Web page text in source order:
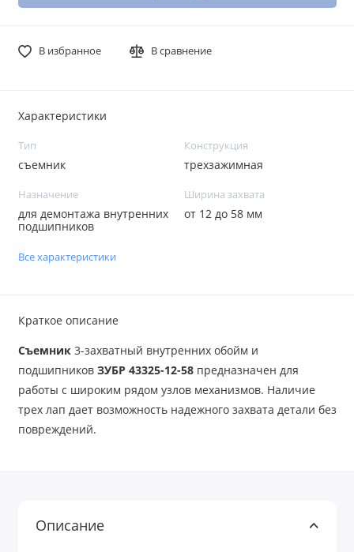
В избранное В сравнение
Характеристики
Тип
съемник
Конструкция
трехзажимная
Назначение
для демонтажа внутренних
подшипников
Ширина захвата
от 12 до 58 мм
Все характеристики
Краткое описание
Съемник3-захватный внутренних обойм и
подшипников ЗУБР 43325-12-58 предназначен для
работы с широким рядом узлов механизмов. Наличие
трех лап дает возможность надежного захвата детали без
повреждений.
Описание